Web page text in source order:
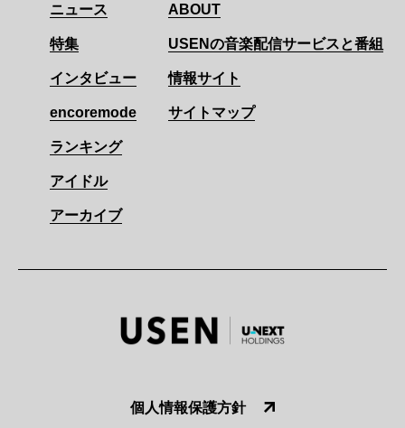
ニュース
特集
インタビュー
encoremode
ランキング
アイドル
アーカイブ
ABOUT
USENの音楽配信サービスと番組
情報サイト
サイトマップ
個人情報保護方針